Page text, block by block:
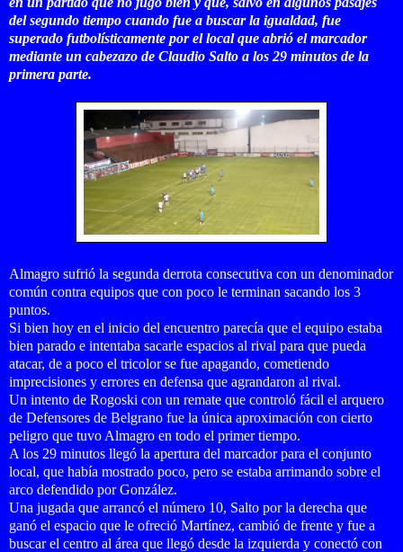
del segundo tiempo cuando fue a buscar la igualdad, fue
superado futbolísticamente por el local que abrió el marcador
mediante un cabezazo de Claudio Salto a los 29 minutos de la
primera parte.
Almagro sufrió la segunda derrota consecutiva con un denominador
común contra equipos que con poco le terminan sacando los 3
puntos.
Si bien hoy en el inicio del encuentro parecía que el equipo estaba
bien parado e intentaba sacarle espacios al rival para que pueda
atacar, de a poco el tricolor se fue apagando, cometiendo
imprecisiones y errores en defensa que agrandaron al rival.
Un intento de Rogoski con un remate que controló fácil el arquero
de Defensores de Belgrano fue la única aproximación con cierto
peligro que tuvo Almagro en todo el primer tiempo.
A los 29 minutos llegó la apertura del marcador para el conjunto
local, que había mostrado poco, pero se estaba arrimando sobre el
arco defendido por González.
Una jugada que arrancó el número 10, Salto por la derecha que
ganó el espacio que le ofreció Martínez, cambió de frente y fue a
buscar el centro al área que llegó desde la izquierda y conectó con